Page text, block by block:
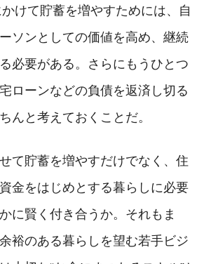
けて貯蓄を増やすためには、自
ソンとしての価値を高め、継続
必要がある。さらにもうひとつ
ローンなどの負債を返済し切る
んと考えておくことだ。
て貯蓄を増やすだけでなく、住
金をはじめとする暮らしに必要
に賢く付き合うか。それもま
裕のある暮らしを望む若手ビジ